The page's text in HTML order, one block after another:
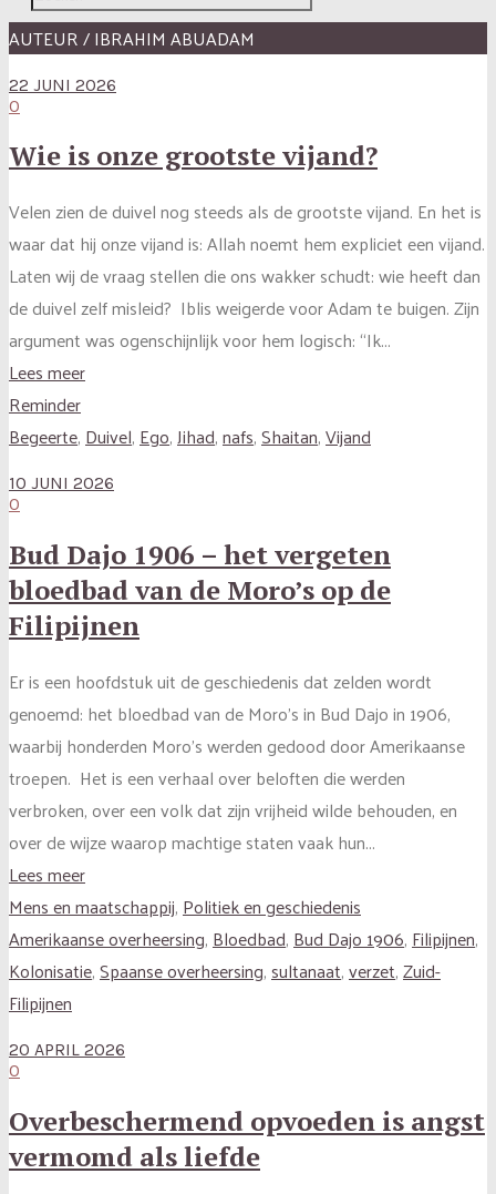
AUTEUR / IBRAHIM ABUADAM
22 JUNI 2026
0
Wie is onze grootste vijand?
Velen zien de duivel nog steeds als de grootste vijand. En het is
waar dat hij onze vijand is: Allah noemt hem expliciet een vijand.
Laten wij de vraag stellen die ons wakker schudt: wie heeft dan
de duivel zelf misleid? Iblis weigerde voor Adam te buigen. Zijn
argument was ogenschijnlijk voor hem logisch: “Ik...
Lees meer
Reminder
Begeerte,Duivel,Ego,Jihad,nafs,Shaitan,Vijand
10 JUNI 2026
0
Bud Dajo 1906 – het vergeten
bloedbad van de Moro’s op de
Filipijnen
Er is een hoofdstuk uit de geschiedenis dat zelden wordt
genoemd: het bloedbad van de Moro’s in Bud Dajo in 1906,
waarbij honderden Moro’s werden gedood door Amerikaanse
troepen. Het is een verhaal over beloften die werden
verbroken, over een volk dat zijn vrijheid wilde behouden, en
over de wijze waarop machtige staten vaak hun...
Lees meer
Mens en maatschappij,Politiek en geschiedenis
Amerikaanse overheersing,Bloedbad,Bud Dajo 1906,Filipijnen,
Kolonisatie,Spaanse overheersing,sultanaat,verzet,Zuid-
Filipijnen
20 APRIL 2026
0
Overbeschermend opvoeden is angst
vermomd als liefde